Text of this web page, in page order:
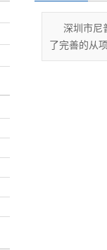
深圳市尼
了完善的从